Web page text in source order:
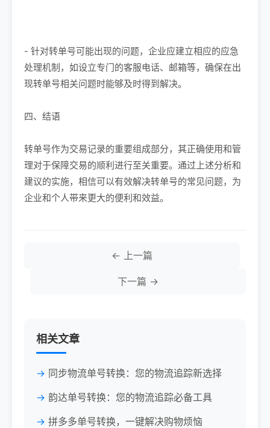
- 针对转单号可能出现的问题，企业应建立相应的应急
处理机制，如设立专门的客服电话、邮箱等，确保在出
现转单号相关问题时能够及时得到解决。
四、结语
转单号作为交易记录的重要组成部分，其正确使用和管
理对于保障交易的顺利进行至关重要。通过上述分析和
建议的实施，相信可以有效解决转单号的常见问题，为
企业和个人带来更大的便利和效益。
← 上一篇
下一篇 →
相关文章
同步物流单号转换：您的物流追踪新选择
韵达单号转换：您的物流追踪必备工具
拼多多单号转换，一键解决购物烦恼